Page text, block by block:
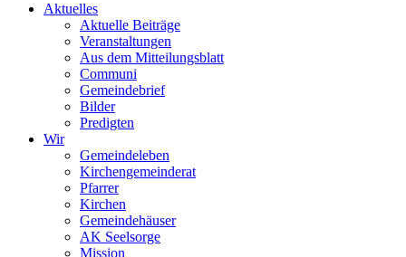
Aktuelles
Aktuelle Beiträge
Veranstaltungen
Aus dem Mitteilungsblatt
Communi
Gemeindebrief
Bilder
Predigten
Wir
Gemeindeleben
Kirchengemeinderat
Pfarrer
Kirchen
Gemeindehäuser
AK Seelsorge
Mission